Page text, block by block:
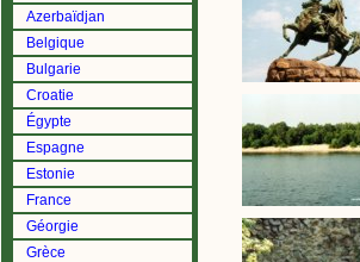
Azerbaïdjan
Belgique
Bulgarie
Croatie
Égypte
Espagne
Estonie
France
Géorgie
Grèce